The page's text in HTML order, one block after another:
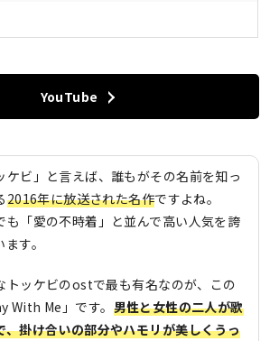
YouTube
ケビ」と言えば、誰もがその名前を知っ
2016年に放送された名作ですよね。
も「愛の不時着」と並んで高い人気を誇
す。
トッケビのostで最も有名なのが、この
With Me」です。 男性と女性の二人が歌
、掛け合いの部分やハモリが美しくうっ